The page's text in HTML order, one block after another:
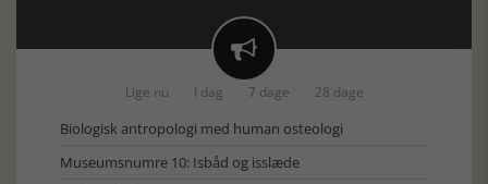

Lige nu I dag 7 dage 28 dage
Biologisk antropologi med human osteologi
Museumsnumre 10: Isbåd og isslæde